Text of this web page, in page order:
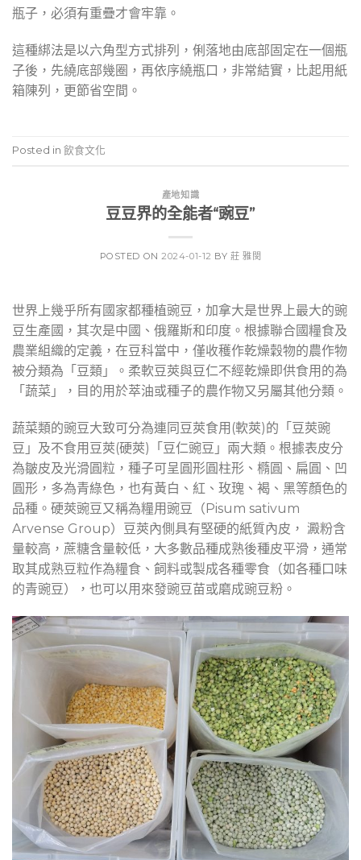
瓶子，必須有重疊才會牢靠。
這種綁法是以六角型方式排列，俐落地由底部固定在一個瓶
子後，先繞底部幾圈，再依序繞瓶口，非常結實，比起用紙
箱陳列，更節省空間。
Posted in 飲食文化
產地知識
豆豆界的全能者“豌豆”
POSTED ON2024-01-12 BY莊 雅閔
世界上幾乎所有國家都種植豌豆，加拿大是世界上最大的豌
豆生產國，其次是中國、俄羅斯和印度。根據聯合國糧食及
農業組織的定義，在豆科當中，僅收穫作乾燥穀物的農作物
被分類為「豆類」。柔軟豆莢與豆仁不經乾燥即供食用的為
「蔬菜」，目的用於萃油或種子的農作物又另屬其他分類。
蔬菜類的豌豆大致可分為連同豆莢食用(軟莢)的「豆莢豌
豆」及不食用豆莢(硬莢)「豆仁豌豆」兩大類。根據表皮分
為皺皮及光滑圓粒，種子可呈圓形圓柱形、橢圓、扁圓、凹
圓形，多為青綠色，也有黃白、紅、玫瑰、褐、黑等顏色的
品種。硬莢豌豆又稱為糧用豌豆（Pisum sativum
Arvense Group）豆莢內側具有堅硬的紙質內皮， 澱粉含
量較高，蔗糖含量較低，大多數品種成熟後種皮平滑，通常
取其成熟豆粒作為糧食、飼料或製成各種零食（如各種口味
的青豌豆），也可以用來發豌豆苗或磨成豌豆粉。